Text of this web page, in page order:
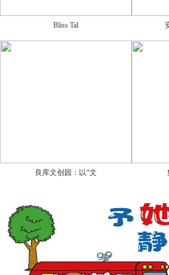
Bliss Tal
良库文创园：以“文